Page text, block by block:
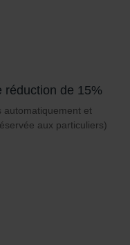
réduction de 15%
automatiquement et
aux particuliers)